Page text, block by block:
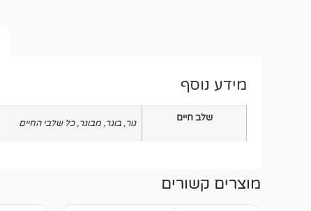
מידע נוסף
שלב חיים גור, בוגר, מבוגר,כל שלבי החיים
מוצרים קשורים